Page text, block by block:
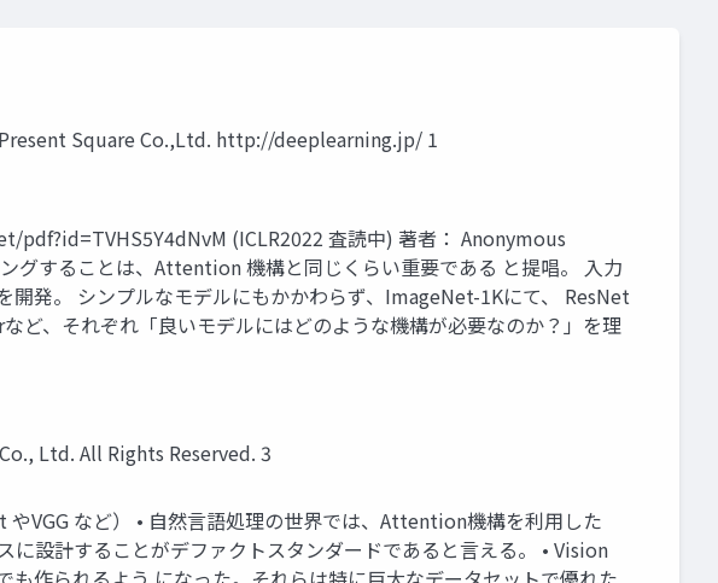
Present Square Co.,Ltd. http://deeplearning.jp/ 1
(ICLR2022 査読中) 著者： Anonymous
グすることは、Attention 機構と同じくらい重要である と提唱。 入力
発。 シンプルなモデルにもかかわらず、ImageNet-1Kにて、 ResNet
ど、それぞれ「良いモデルにはどのような機構が必要なのか？」を理
Ltd. All Rights Reserved. 3
VGG など） • 自然言語処理の世界では、Attention機構を利用した
設計することがデファクトスタンダードであると言える。 • Vision